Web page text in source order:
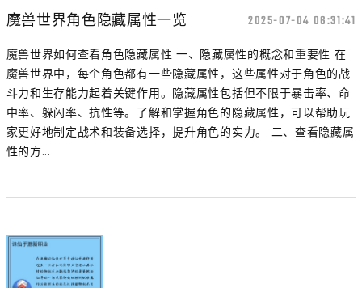
魔兽世界角色隐藏属性一览 2025-07-04 06:31:41
魔兽世界如何查看角色隐藏属性 一、隐藏属性的概念和重要性 在
魔兽世界中，每个角色都有一些隐藏属性，这些属性对于角色的战
斗力和生存能力起着关键作用。隐藏属性包括但不限于暴击率、命
中率、躲闪率、抗性等。了解和掌握角色的隐藏属性，可以帮助玩
家更好地制定战术和装备选择，提升角色的实力。 二、查看隐藏属
性的方...